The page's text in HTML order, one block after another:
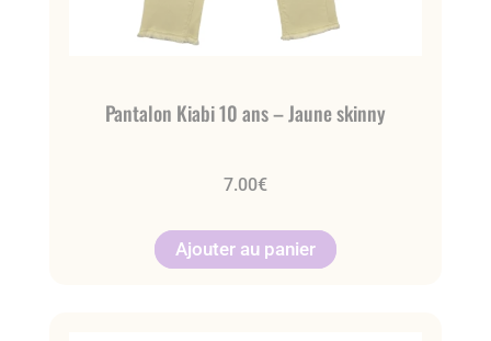
Pantalon Kiabi 10 ans – Jaune skinny
7.00€
Ajouter au panier